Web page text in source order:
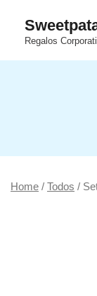
contenido
Regalos
Home / Todos /